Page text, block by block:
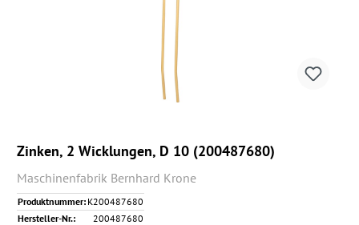
Zinken, 2 Wicklungen, D 10 (200487680)
Maschinenfabrik Bernhard Krone
Produktnummer: K200487680
Hersteller-Nr.:
200487680